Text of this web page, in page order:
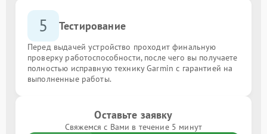
5 Тестирование
Перед выдачей устройство проходит финальную
проверку работоспособности, после чего вы получаете
полностью исправную технику Garmin с гарантией на
выполненные работы.
Оставьте заявку
Свяжемся с Вами в течение 5 минут